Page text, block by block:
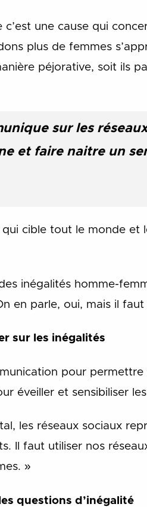
une cause qui
plus de femmes
péjorative, soit ils
sur les
et faire naitre un
cible tout le monde et
inégalités homme-
en parle, oui, mais il
sur les inégalités
pour permettre
éveiller et sensibiliser
les réseaux sociaux
Il faut utiliser nos
»
questions d’inégalité